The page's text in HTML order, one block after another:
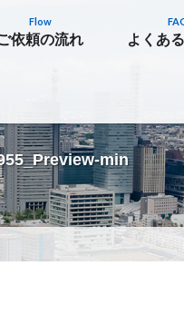
Flow
依頼の流れ よくあ
min